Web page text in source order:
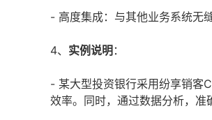
- 高度集成：与其他业务系统无
4、 实例说明 ：
- 某大型投资银行采用纷享销客
效率。同时，通过数据分析，准